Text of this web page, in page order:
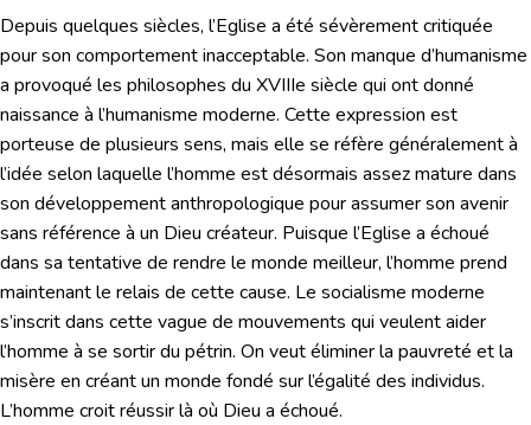
Depuis quelques siècles, l’Eglise a été sévèrement critiquée
pour son comportement inacceptable. Son manque d’humanisme
a provoqué les philosophes du XVIIIe siècle qui ont donné
naissance à l’humanisme moderne. Cette expression est
porteuse de plusieurs sens, mais elle se réfère généralement à
l’idée selon laquelle l’homme est désormais assez mature dans
son développement anthropologique pour assumer son avenir
sans référence à un Dieu créateur. Puisque l’Eglise a échoué
dans sa tentative de rendre le monde meilleur, l’homme prend
maintenant le relais de cette cause. Le socialisme moderne
s’inscrit dans cette vague de mouvements qui veulent aider
l’homme à se sortir du pétrin. On veut éliminer la pauvreté et la
misère en créant un monde fondé sur l’égalité des individus.
L’homme croit réussir là où Dieu a échoué.